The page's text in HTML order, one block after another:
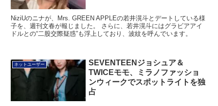
NiziUのニナが、Mrs. GREEN APPLEの若井滉斗とデートしている様
子を、週刊文春が報じました。 さらに、若井滉斗にはグラビアアイ
ドルとの“二股交際疑惑”も浮上しており、波紋を呼んでいます。
ネットユーザー
SEVENTEENジョシュア＆
TWICEモモ、ミラノファッショ
ンウィークでスポットライトを独
占